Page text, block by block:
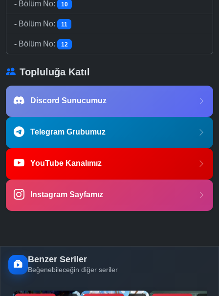
- Bölüm No: 10
- Bölüm No: 11
- Bölüm No: 12
Topluluğa Katıl
Discord Sunucumuz
Telegram Grubumuz
YouTube Kanalımız
Instagram Sayfamız
Benzer Seriler
Beğenebileceğin diğer seriler